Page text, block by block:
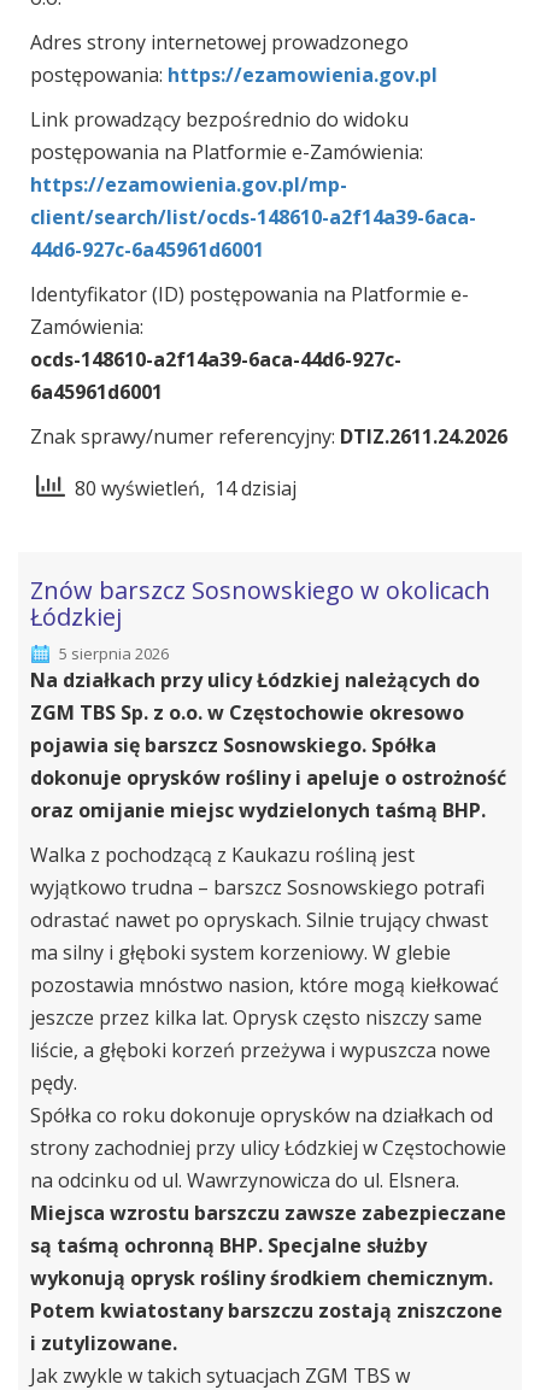
Adres strony internetowej prowadzonego
postępowania: https://ezamowienia.gov.pl
Link prowadzący bezpośrednio do widoku
postępowania na Platformie e-Zamówienia:
https://ezamowienia.gov.pl/mp-
client/search/list/ocds-148610-a2f14a39-6aca-
44d6-927c-6a45961d6001
Identyfikator (ID) postępowania na Platformie e-
Zamówienia:
ocds-148610-a2f14a39-6aca-44d6-927c-
6a45961d6001
Znak sprawy/numer referencyjny: DTIZ.2611.24.2026
80 wyświetleń, 14 dzisiaj
Znów barszcz Sosnowskiego w okolicach
Łódzkiej
5 sierpnia 2026
Na działkach przy ulicy Łódzkiej należących do
ZGM TBS Sp. z o.o. w Częstochowie okresowo
pojawia się barszcz Sosnowskiego. Spółka
dokonuje oprysków rośliny i apeluje o ostrożność
oraz omijanie miejsc wydzielonych taśmą BHP.
Walka z pochodzącą z Kaukazu rośliną jest
wyjątkowo trudna – barszcz Sosnowskiego potrafi
odrastać nawet po opryskach. Silnie trujący chwast
ma silny i głęboki system korzeniowy. W glebie
pozostawia mnóstwo nasion, które mogą kiełkować
jeszcze przez kilka lat. Oprysk często niszczy same
liście, a głęboki korzeń przeżywa i wypuszcza nowe
pędy.
Spółka co roku dokonuje oprysków na działkach od
strony zachodniej przy ulicy Łódzkiej w Częstochowie
na odcinku od ul. Wawrzynowicza do ul. Elsnera.
Miejsca wzrostu barszczu zawsze zabezpieczane
są taśmą ochronną BHP. Specjalne służby
wykonują oprysk rośliny środkiem chemicznym.
Potem kwiatostany barszczu zostają zniszczone
i zutylizowane.
Jak zwykle w takich sytuacjach ZGM TBS w